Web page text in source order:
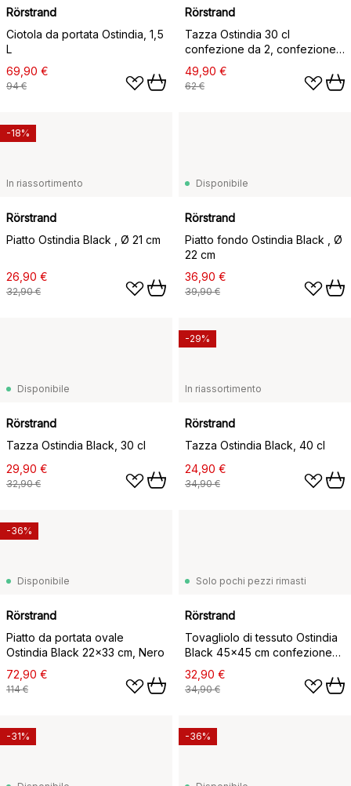
Rörstrand
Ciotola da portata Ostindia, 1,5
L
69,90 €
94 €
Rörstrand
Tazza Ostindia 30 cl
confezione da 2, confezione
da 2
49,90 €
62 €
In riassortimento
Rörstrand
Piatto Ostindia Black , Ø 21 cm ​
26,90 €
32,90 €
-18%
Disponibile
Rörstrand
Piatto fondo Ostindia Black , Ø
22 cm ​
36,90 €
39,90 €
Disponibile
Rörstrand
Tazza Ostindia Black, 30 cl
29,90 €
32,90 €
In riassortimento
Rörstrand
Tazza Ostindia Black, 40 cl
24,90 €
34,90 €
-29%
Disponibile
Rörstrand
Piatto da portata ovale
Ostindia Black 22x33 cm, Nero
72,90 €
114 €
-36%
Solo pochi pezzi rimasti
Rörstrand
Tovagliolo di tessuto Ostindia
Black 45x45 cm confezione
da 2, Nero
32,90 €
34,90 €
-31% -36%